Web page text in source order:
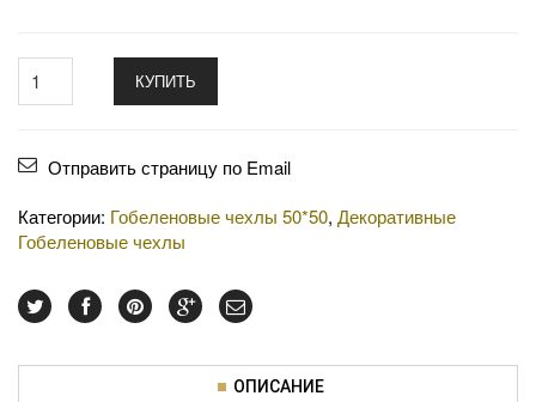
КУПИТЬ
Отправить страницу по Email
Категории: Гобеленовые чехлы 50*50, Декоративные
Гобеленовые чехлы
ОПИСАНИЕ